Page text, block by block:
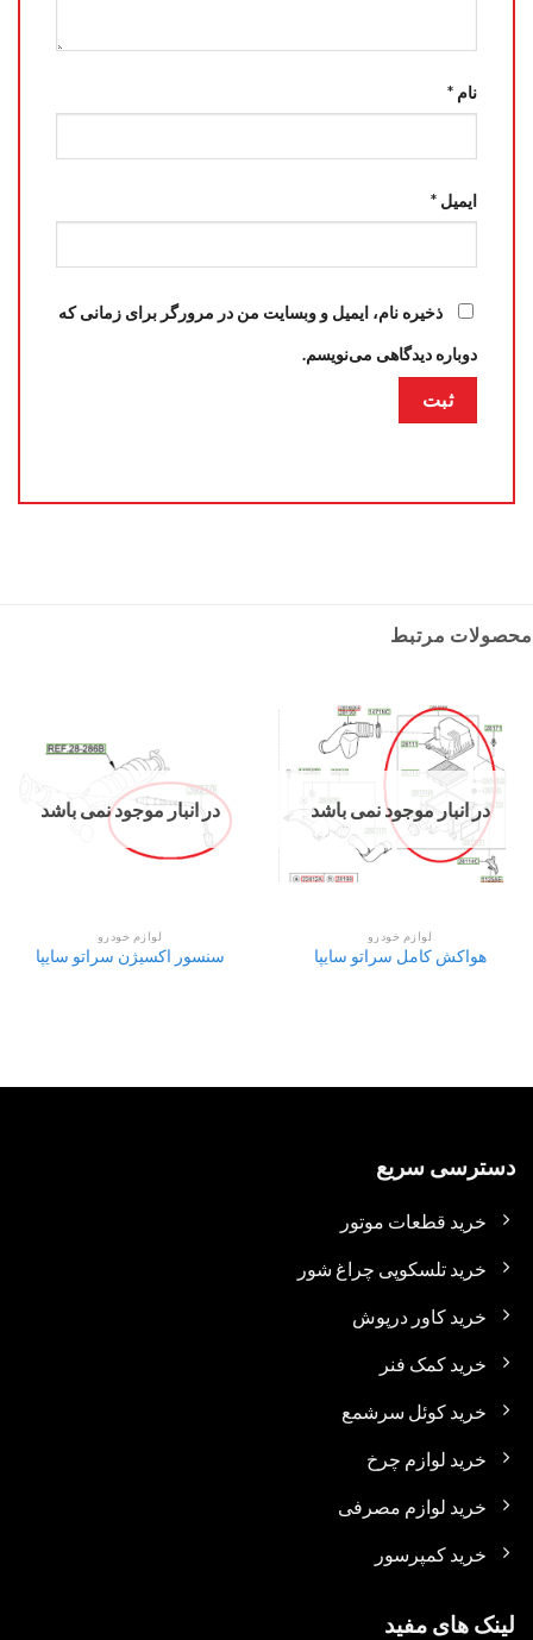
نام *
ایمیل *
ذخیره نام، ایمیل و وبسایت من در مرورگر برای زمانی که
دوباره دیدگاهی می‌نویسم.
محصولات مرتبط
در انبار موجود نمی باشد
لوازم خودرو
هواکش کامل سراتو سایپا
در انبار موجود نمی باشد
لوازم خودرو
سنسور اکسیژن سراتو سایپا
دسترسی سریع
خرید قطعات موتور
خرید تلسکوپی چراغ شور
خرید کاور درپوش
خرید کمک فنر
خرید کوئل سرشمع
خرید لوازم چرخ
خرید لوازم مصرفی
خرید کمپرسور
لینک های مفید